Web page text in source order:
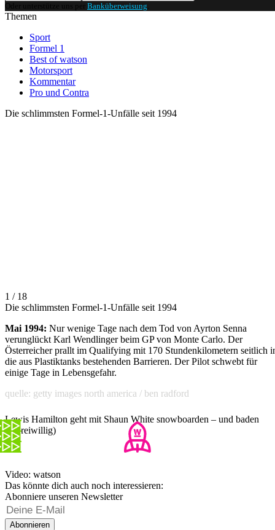
Oder unterstütze uns per Banküberweisung
Themen
Sport
Formel 1
Best of watson
Motorsport
Kommentar
Pro und Contra
Die schlimmsten Formel-1-Unfälle seit 1994
1 / 18
Die schlimmsten Formel-1-Unfälle seit 1994
Mai 1994: Nur wenige Tage nach dem Tod von Ayrton Senna
verunglückt Karl Wendlinger beim GP von Monte Carlo. Der
Österreicher prallt im Qualifying mit 170 Stundenkilometern seitlich
die aus Plastiktanks bestehenden Barrieren. Der Pilot schwebt für
einige Tage in Lebensgefahr.
quelle: getty images north america / ben radford
Lewis Hamilton geht mit Shaun White snowboarden – und baden
(unfreiwillig)
Video: watson
Das könnte dich auch noch interessieren:
Abonniere unseren Newsletter
Abonnieren